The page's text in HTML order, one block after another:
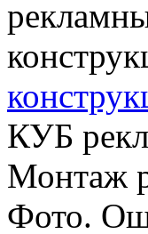
КУБ
Монтаж
Фото.